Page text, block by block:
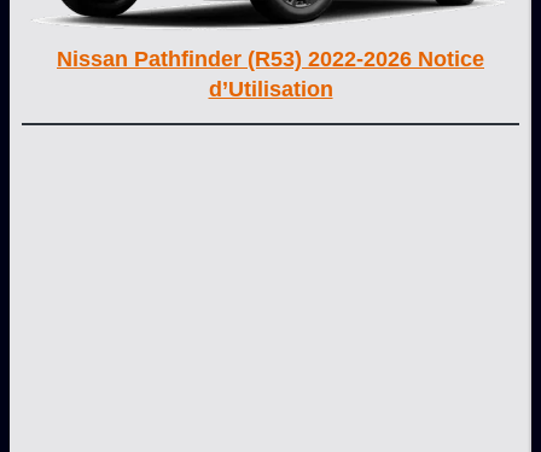
Nissan Pathfinder (R53) 2022-2026 Notice
d’Utilisation